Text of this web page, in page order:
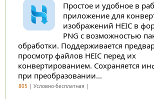
Простое и удобное в
приложение для
изображений HEIC в
PNG с возможностью
обработки. Поддерживается
просмотр файлов HEIC перед их
конвертированием. Сохраняется
при преобразовании...
805| Условно-бесплатная |